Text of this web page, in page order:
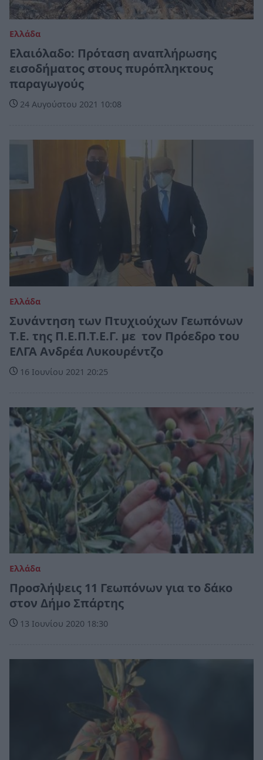
Ελλάδα
Eλαιόλαδο: Πρόταση αναπλήρωσης
εισοδήματος στους πυρόπληκτους
παραγωγούς
24 Αυγούστου 2021 10:08
Ελλάδα
Συνάντηση των Πτυχιούχων Γεωπόνων
Τ.Ε. της Π.Ε.Π.Τ.Ε.Γ. με τον Πρόεδρο του
ΕΛΓΑ Ανδρέα Λυκουρέντζο
16 Ιουνίου 2021 20:25
Ελλάδα
Προσλήψεις 11 Γεωπόνων για το δάκο
στον Δήμο Σπάρτης
13 Ιουνίου 2020 18:30